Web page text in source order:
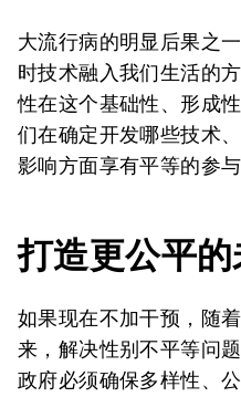
大流行病的明显后果之
时技术融入我们生活的
性在这个基础性、形成
们在确定开发哪些技术
影响方面享有平等的参与
打造更公平
如果现在不加干预，随
来，解决性别不平等问
政府必须确保多样性、